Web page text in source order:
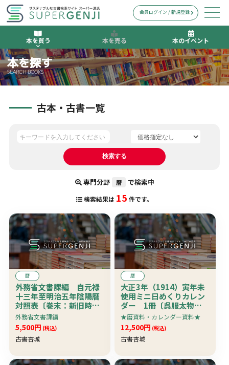
本を買う 本を売る 本のイベント
会員ログイン / 新規登録
本を探す
SEARCH BOOKS
古本・古書一覧
専門分野 暦 で検索中
検索結果は 15 件です。
暦
外務省文書課編 自元禄
十三年至明治五年陰陽暦
対照表〔巻末：新旧時刻
対照図・方位〕
外務省文書課編
5,500円 (税込)
古書杏城
暦
大正3年（1914）寅年未
使用ミニ日めくりカレン
ダー 1冊〔呉服太物商
いとやの宣伝用で日めく
り部分は74×54、日めく
りの寅の絵入の表紙も
存〕 超珍資料
★暦資料・カレンダー資料★
12,500円 (税込)
古書杏城